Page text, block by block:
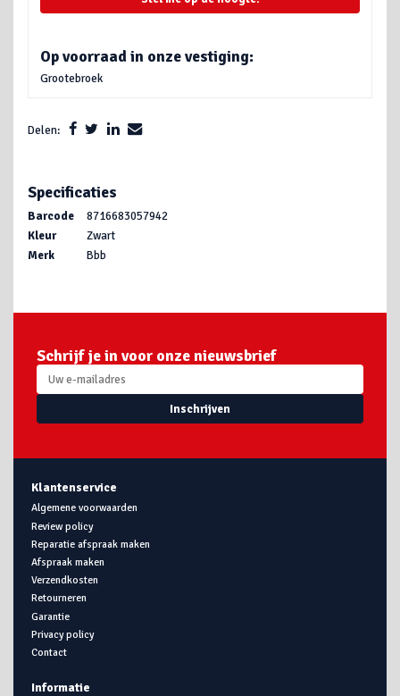
Op voorraad in onze vestiging:
Grootebroek
Delen:
Specificaties
Barcode
8716683057942
Kleur
Zwart
Merk
Bbb
Schrijf je in voor onze nieuwsbrief
Inschrijven
Klantenservice
Algemene voorwaarden
Review policy
Reparatie afspraak maken
Afspraak maken
Verzendkosten
Retourneren
Garantie
Privacy policy
Contact
Informatie